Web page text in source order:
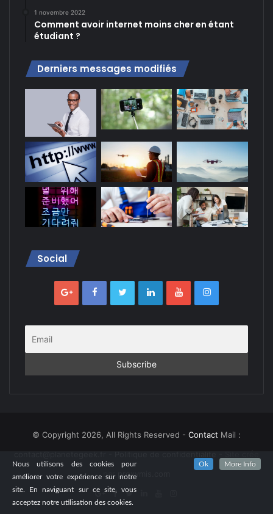
1 novembre 2022
Comment avoir internet moins cher en étant
étudiant ?
Derniers messages modifiés
Social
© Copyright 2026, All Rights Reserved - Contact Mail :
contact@planetegeek.fr
Politique de confidentialite - Site crée
par proxymis.com
Nous utilisons des cookies pour
améliorer votre expérience sur notre
site. En naviguant sur ce site, vous
acceptez notre utilisation des cookies.
Ok More Info